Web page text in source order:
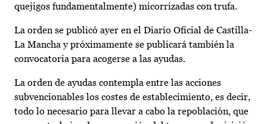
quejigos fundamentalmente) micorrizadas con trufa.
La orden se publicó ayer en el Diario Oficial de Castilla-
La Mancha y próximamente se publicará también la
convocatoria para acogerse a las ayudas.
La orden de ayudas contempla entre las acciones
subvencionables los costes de establecimiento, es decir,
todo lo necesario para llevar a cabo la repoblación, que